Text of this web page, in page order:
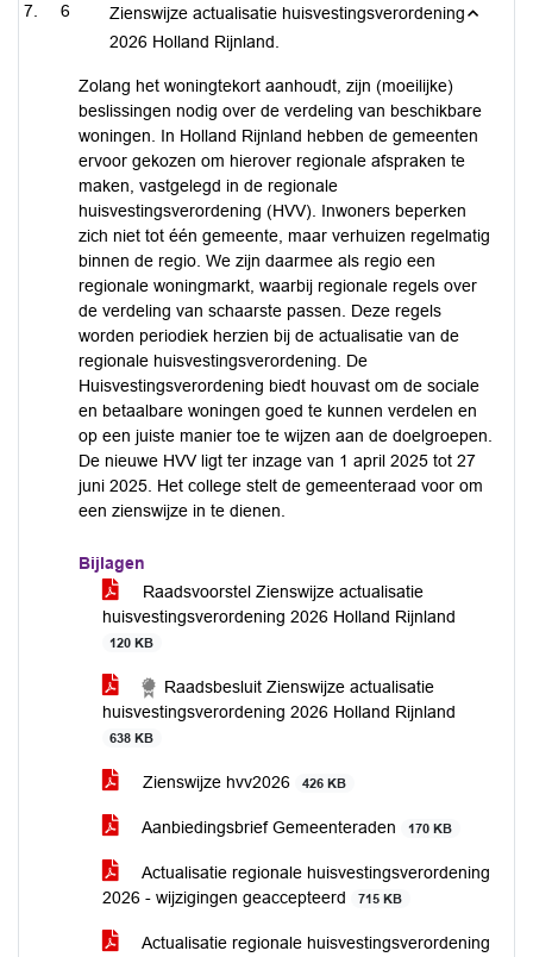
6
Zienswijze actualisatie huisvestingsverordening
2026 Holland Rijnland.
Zolang het woningtekort aanhoudt, zijn (moeilijke)
beslissingen nodig over de verdeling van beschikbare
woningen. In Holland Rijnland hebben de gemeenten
ervoor gekozen om hierover regionale afspraken te
maken, vastgelegd in de regionale
huisvestingsverordening (HVV). Inwoners beperken
zich niet tot één gemeente, maar verhuizen regelmatig
binnen de regio. We zijn daarmee als regio een
regionale woningmarkt, waarbij regionale regels over
de verdeling van schaarste passen. Deze regels
worden periodiek herzien bij de actualisatie van de
regionale huisvestingsverordening. De
Huisvestingsverordening biedt houvast om de sociale
en betaalbare woningen goed te kunnen verdelen en
op een juiste manier toe te wijzen aan de doelgroepen.
De nieuwe HVV ligt ter inzage van 1 april 2025 tot 27
juni 2025. Het college stelt de gemeenteraad voor om
een zienswijze in te dienen.
Bijlagen
Raadsvoorstel Zienswijze actualisatie
huisvestingsverordening 2026 Holland Rijnland
120 KB
Raadsbesluit Zienswijze actualisatie
huisvestingsverordening 2026 Holland Rijnland
638 KB
Zienswijze hvv2026 426 KB
Aanbiedingsbrief Gemeenteraden 170 KB
Actualisatie regionale huisvestingsverordening
2026 - wijzigingen geaccepteerd
715 KB
Actualisatie regionale huisvestingsverordening